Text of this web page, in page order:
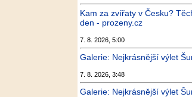
Kam za zvířaty v Česku?
den - prozeny.cz
7. 8. 2026, 5:00
Galerie: Nejkrásnější výlet
7. 8. 2026, 3:48
Galerie: Nejkrásnější výlet